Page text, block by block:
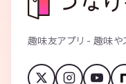
趣味友アプリ - 趣味や